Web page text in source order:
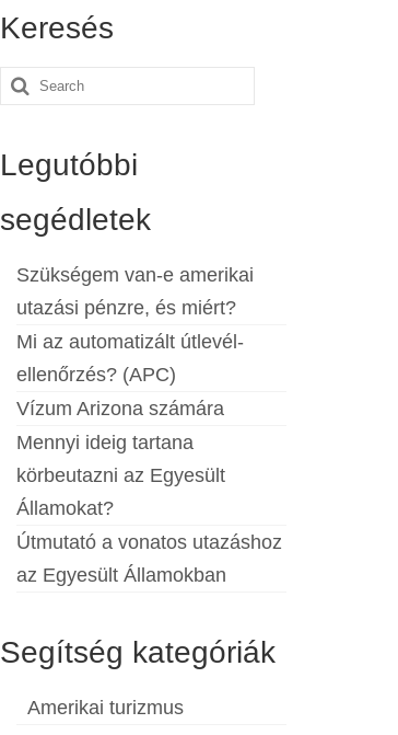
Keresés
Search
Legutóbbi
segédletek
Szükségem van-e amerikai
utazási pénzre, és miért?
Mi az automatizált útlevél-
ellenőrzés? (APC)
Vízum Arizona számára
Mennyi ideig tartana
körbeutazni az Egyesült
Államokat?
Útmutató a vonatos utazáshoz
az Egyesült Államokban
Segítség kategóriák
Amerikai turizmus